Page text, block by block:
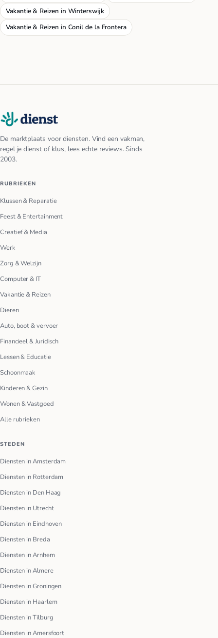
Vakantie & Reizen in Winterswijk
Vakantie & Reizen in Conil de la Frontera
De marktplaats voor diensten. Vind een vakman,
regel je dienst of klus, lees echte reviews. Sinds
2003.
RUBRIEKEN
Klussen & Reparatie
Feest & Entertainment
Creatief & Media
Werk
Zorg & Welzijn
Computer & IT
Vakantie & Reizen
Dieren
Auto, boot & vervoer
Financieel & Juridisch
Lessen & Educatie
Schoonmaak
Kinderen & Gezin
Wonen & Vastgoed
Alle rubrieken
STEDEN
Diensten in Amsterdam
Diensten in Rotterdam
Diensten in Den Haag
Diensten in Utrecht
Diensten in Eindhoven
Diensten in Breda
Diensten in Arnhem
Diensten in Almere
Diensten in Groningen
Diensten in Haarlem
Diensten in Tilburg
Diensten in Amersfoort